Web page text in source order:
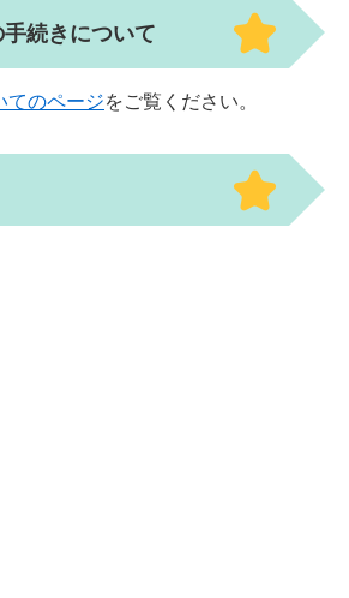
続きについて
てのページをご覧ください。